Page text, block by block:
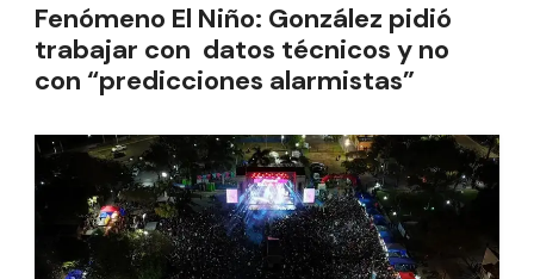
Fenómeno El Niño: González pidió
trabajar con datos técnicos y no
con “predicciones alarmistas”